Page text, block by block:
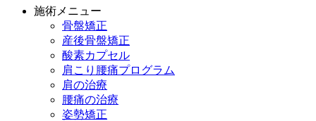
施術メニュー
骨盤矯正
産後骨盤矯正
酸素カプセル
肩こり腰痛プログラム
肩の治療
腰痛の治療
姿勢矯正